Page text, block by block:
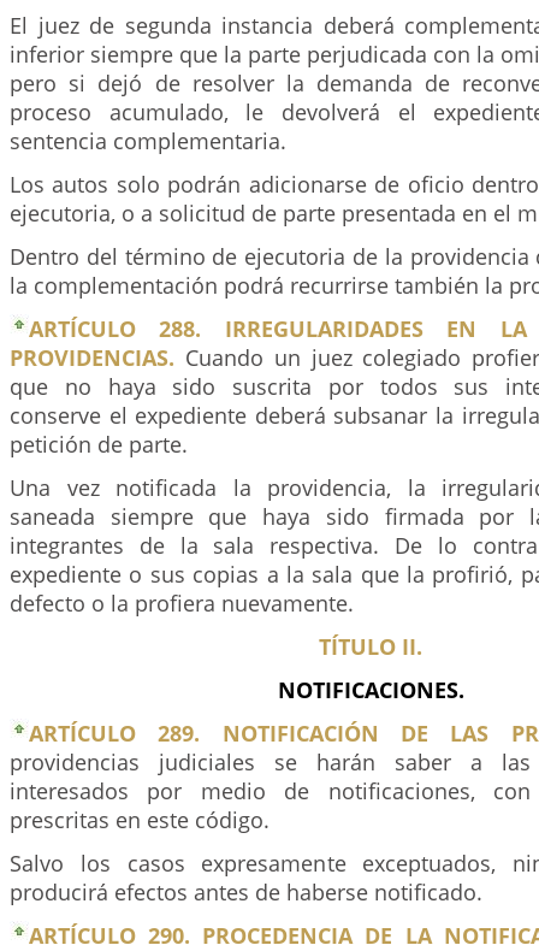
El juez de segunda instancia deberá
inferior siempre que la parte perjudicada con la
pero si dejó de resolver la demanda de
proceso acumulado, le devolverá el
sentencia complementaria.
Los autos solo podrán adicionarse de oficio
ejecutoria, o a solicitud de parte presentada en el
Dentro del término de ejecutoria de la providencia
la complementación podrá recurrirse también la
ARTÍCULO 288. IRREGULARIDADES EN
PROVIDENCIAS. Cuando un juez colegiado
que no haya sido suscrita por todos sus
conserve el expediente deberá subsanar la
petición de parte.
Una vez notificada la providencia, la
saneada siempre que haya sido firmada por
integrantes de la sala respectiva. De lo
expediente o sus copias a la sala que la profirió,
defecto o la profiera nuevamente.
TÍTULO II.
NOTIFICACIONES.
ARTÍCULO 289. NOTIFICACIÓN DE LAS
providencias judiciales se harán saber a
interesados por medio de notificaciones,
prescritas en este código.
Salvo los casos expresamente exceptuados,
producirá efectos antes de haberse notificado.
ARTÍCULO 290. PROCEDENCIA DE LA